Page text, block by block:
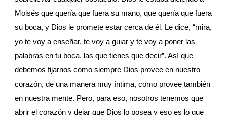
Moisés que quería que fuera su mano, que quería que fuera
su boca, y Dios le promete estar cerca de él. Le dice, “mira,
yo te voy a enseñar, te voy a guiar y te voy a poner las
palabras en tu boca, las que tienes que decir”. Así que
debemos fijarnos como siempre Dios provee en nuestro
corazón, de una manera muy íntima, como provee también
en nuestra mente. Pero, para eso, nosotros tenemos que
abrir el corazón y dejar que Dios lo posea y eso es lo que